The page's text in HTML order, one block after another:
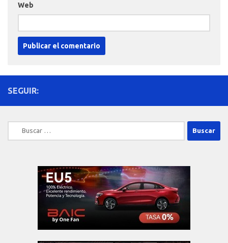
Web
SEGUIR:
Buscar: